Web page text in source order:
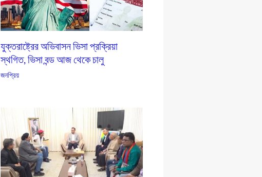
যুক্তরাষ্ট্রের অভিবাসন ভিসা প্রক্রিয়া
স্থগিত, ভিসা বন্ড আজ থেকে চালু
জনপ্রিয়